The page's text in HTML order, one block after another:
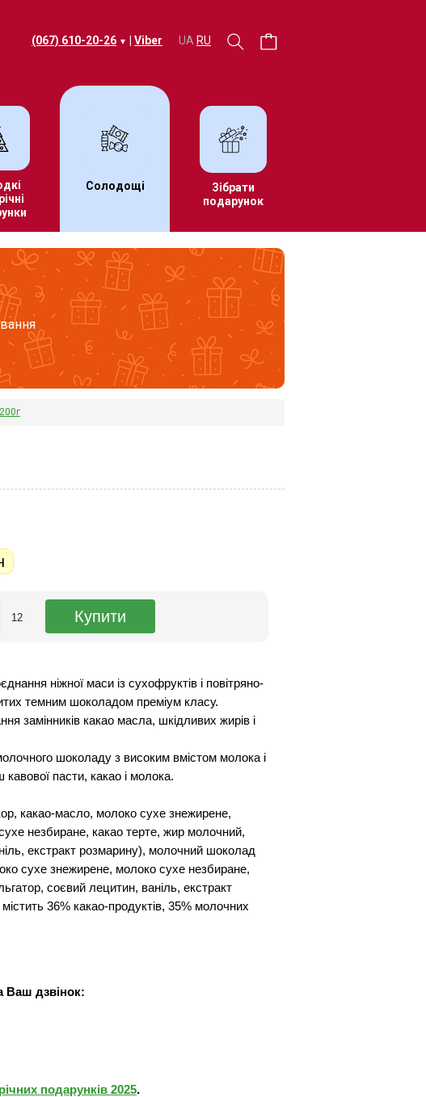
(067) 610-20-26 ▼ Viber UA RU
Солодощі
Зібрати
подарунок
ніжної маси із сухофруктів і повітряно-
темним шоколадом преміум класу.
замінників какао масла, шкідливих жирів і
шоколаду з високим вмістом молока і
пасти, какао і молока.
какао-масло, молоко сухе знежирене,
незбиране, какао терте, жир молочний,
екстракт розмарину), молочний шоколад
сухе знежирене, молоко сухе незбиране,
соєвий лецитин, ваніль, екстракт
36% какао-продуктів, 35% молочних
Ваш дзвінок:
подарунків 2025.